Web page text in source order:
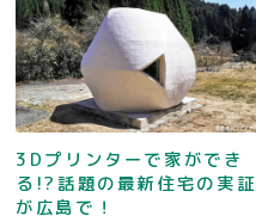
3Dプリンターで家ができ
る!?話題の最新住宅の実証
が広島で！